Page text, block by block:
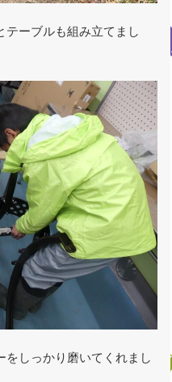
テーブルも組み立てまし
をしっかり磨いてくれまし